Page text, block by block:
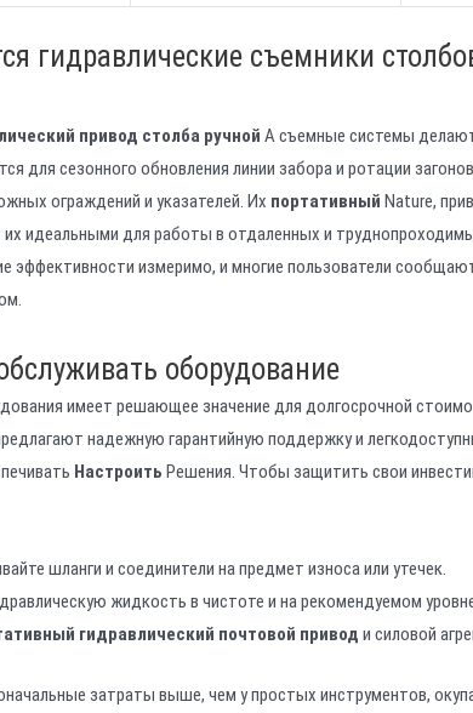
гидравлические съемники
привод столба ручной А съемные системы
для сезонного обновления линии забора и ротации
ограждений и указателей. Их портативный Nature,
их идеальными для работы в отдаленных и
эффективности измеримо, и многие пользователи
оборудование
имеет решающее значение для долгосрочной
надежную гарантийную поддержку и
Настроить Решения. Чтобы защитить свои
шланги и соединители на предмет износа или утечек.
жидкость в чистоте и на рекомендуемом
гидравлический почтовой привод и силовой
затраты выше, чем у простых инструментов,